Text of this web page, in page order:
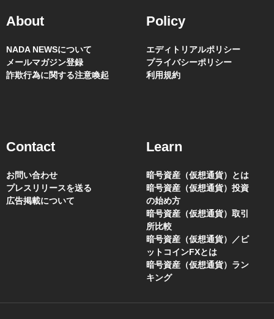
About
NADA NEWSについて
メールマガジン登録
詐欺行為に関する注意喚起
Policy
エディトリアルポリシー
プライバシーポリシー
利用規約
Contact
お問い合わせ
プレスリリースを送る
広告掲載について
Learn
暗号資産（仮想通貨）とは
暗号資産（仮想通貨）投資
の始め方
暗号資産（仮想通貨）取引
所比較
暗号資産（仮想通貨）／ビ
ットコインFXとは
暗号資産（仮想通貨）ラン
キング